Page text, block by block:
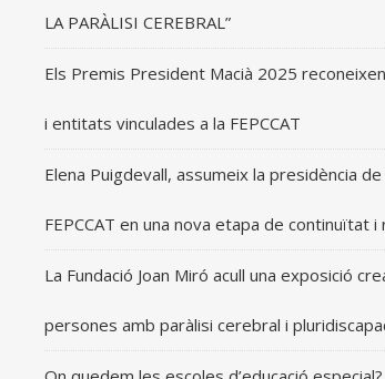
LA PARÀLISI CEREBRAL”
Els Premis President Macià 2025
i entitats vinculades a la FEPCCAT
Elena Puigdevall, assumeix la presidència de
FEPCCAT en una nova etapa de continuïtat i
La Fundació Joan Miró acull una exposició
persones amb paràlisi cerebral i